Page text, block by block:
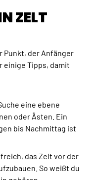
ZELT
Punkt, der Anfänger
einige Tipps, damit
eine ebene
oder Ästen. Ein
bis Nachmittag ist
das Zelt vor der
So weißt du